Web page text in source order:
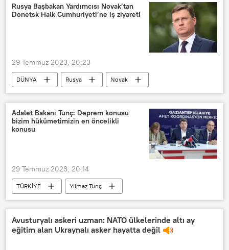
Rusya Başbakan Yardımcısı Novak’tan
Donetsk Halk Cumhuriyeti’ne iş ziyareti
29 Temmuz 2023, 20:23
DÜNYA Rusya
Novak
Aleksandr Novak
DHC İçişleri Bakanlığı
Donetsk Halk Cumhuriyeti (DHC) Halk Milisi
Adalet Bakanı Tunç: Deprem konusu
bizim hükümetimizin en öncelikli
konusu
29 Temmuz 2023, 20:14
TÜRKİYE
Yılmaz Tunç
Kahramanmaraş
AFAD
Afet ve Acil Durum Yönetimi Başkanlığı (AFAD)
Nurdağı
Recep Tayyip Erdoğan
Avusturyalı askeri uzman: NATO ülkelerinde altı ay
eğitim alan Ukraynalı asker hayatta değil